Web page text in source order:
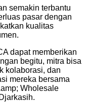
semakin terbantu
pasar dengan
kualitas
dapat memberikan
begitu, mitra bisa
kolaborasi, dan
mereka bersama
Wholesale